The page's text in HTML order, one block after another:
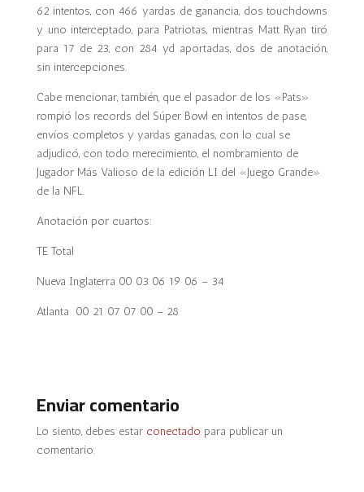
62 intentos, con 466 yardas de ganancia, dos touchdowns
y uno interceptado, para Patriotas, mientras Matt Ryan tiró
para 17 de 23, con 284 yd aportadas, dos de anotación,
sin intercepciones.
Cabe mencionar, también, que el pasador de los «Pats»
rompió los records del Súper Bowl en intentos de pase,
envíos completos y yardas ganadas, con lo cual se
adjudicó, con todo merecimiento, el nombramiento de
Jugador Más Valioso de la edición LI del «Juego Grande»
de la NFL.
Anotación por cuartos:
TE Total
Nueva Inglaterra 00 03 06 19 06 – 34
Atlanta 00 21 07 07 00 – 28
Enviar comentario
Lo siento, debes estar conectado para publicar un
comentario.